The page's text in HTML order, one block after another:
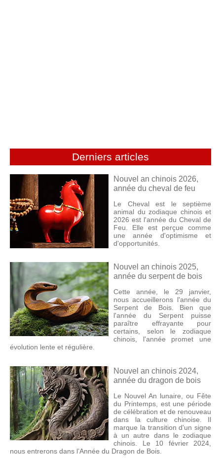
Derniers articles
Nouvel an chinois 2026,
année du cheval de feu
Le Cheval est le septième
animal du zodiaque chinois et
2026 est l'année du Cheval de
Feu. Elle est perçue comme
une année d'optimisme et
d'opportunités.
Nouvel an chinois 2025,
année du serpent de bois
Cette année, le 29 janvier,
nous accueillerons l'année du
Serpent de Bois. Bien que
l'année du Serpent puisse
paraître effrayante pour
certains, selon le zodiaque
chinois, l'année promet une
évolution lente et régulière.
Nouvel an chinois 2024,
année du dragon de bois
Le Nouvel An lunaire, ou Fête
du Printemps, est une période
de célébration et de renouveau
dans la culture chinoise. Il
marque la transition d'un signe
à un autre dans le zodiaque
chinois. Le 10 février 2024,
nous entrerons dans l’Année du Dragon de Bois.